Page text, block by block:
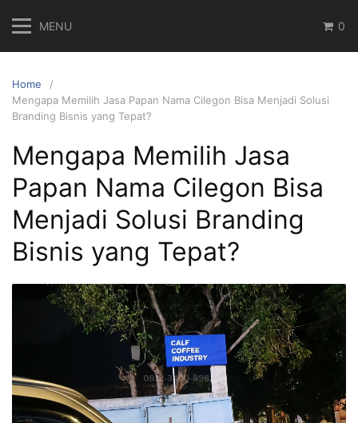
content
MENU 0
Home
Mengapa Memilih Jasa Papan Nama Cilegon Bisa Menjadi Solusi
Branding Bisnis yang Tepat?
Mengapa Memilih Jasa
Papan Nama Cilegon Bisa
Menjadi Solusi Branding
Bisnis yang Tepat?